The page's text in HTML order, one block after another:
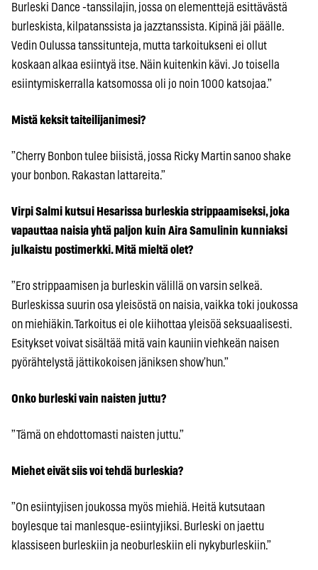
Burleski Dance -tanssilajin, jossa on elementtejä esittävästä
burleskista, kilpatanssista ja jazztanssista. Kipinä jäi päälle.
Vedin Oulussa tanssitunteja, mutta tarkoitukseni ei ollut
koskaan alkaa esiintyä itse. Näin kuitenkin kävi. Jo toisella
esiintymiskerralla katsomossa oli jo noin 1000 katsojaa.”
Mistä keksit taiteilijanimesi?
”Cherry Bonbon tulee biisistä, jossa Ricky Martin sanoo shake
your bonbon. Rakastan lattareita.”
Virpi Salmi kutsui Hesarissa burleskia strippaamiseksi, joka
vapauttaa naisia yhtä paljon kuin Aira Samulinin kunniaksi
julkaistu postimerkki. Mitä mieltä olet?
”Ero strippaamisen ja burleskin välillä on varsin selkeä.
Burleskissa suurin osa yleisöstä on naisia, vaikka toki joukossa
on miehiäkin. Tarkoitus ei ole kiihottaa yleisöä seksuaalisesti.
Esitykset voivat sisältää mitä vain kauniin viehkeän naisen
pyörähtelystä jättikokoisen jäniksen show’hun.”
Onko burleski vain naisten juttu?
”Tämä on ehdottomasti naisten juttu.”
Miehet eivät siis voi tehdä burleskia?
”On esiintyjisen joukossa myös miehiä. Heitä kutsutaan
boylesque tai manlesque-esiintyjiksi. Burleski on jaettu
klassiseen burleskiin ja neoburleskiin eli nykyburleskiin.”